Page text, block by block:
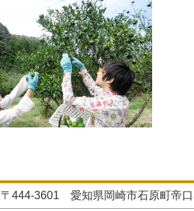
〒444-3601 愛知県岡崎市石原町帝